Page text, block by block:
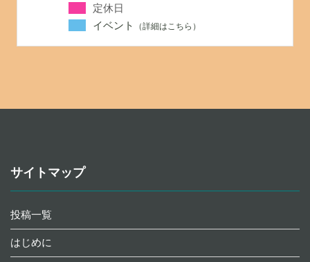
定休日
イベント
サイトマップ
投稿一覧
はじめに